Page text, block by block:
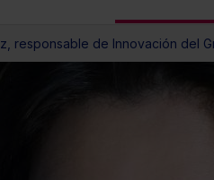
responsable de Innovación del